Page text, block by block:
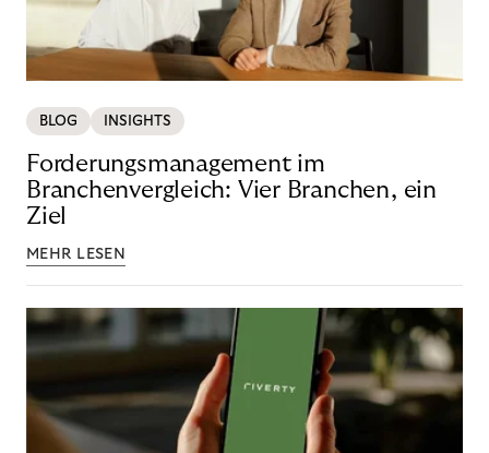
BLOG INSIGHTS
Forderungsmanagement im
Branchenvergleich: Vier Branchen, ein
Ziel
MEHR LESEN